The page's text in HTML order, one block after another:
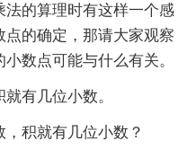
的算理时有这样一个感
的确定，那请大家观察
数点可能与什么有关。
有几位小数。
积就有几位小数？